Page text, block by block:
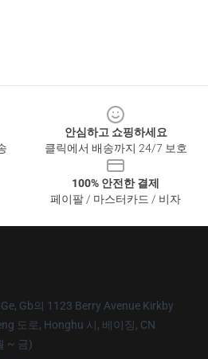
안심하고 쇼핑하세요
클릭에서 배송까지 24/7 보호
100% 안전한 결제
페이팔 / 마스터카드 / 비자
Gb의 1123 Berry Avenue Kirkby
도로, Honghu 시, 베이징, CN
~ 금)